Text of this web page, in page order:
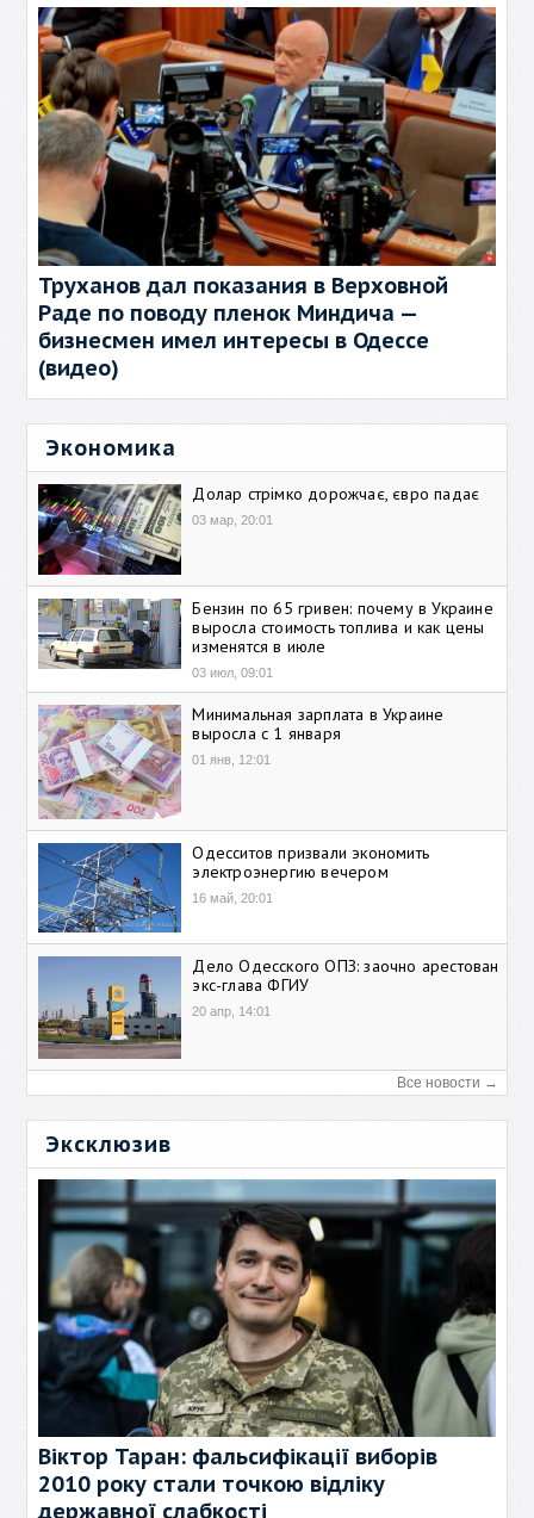
Труханов дал показания в Верховной
Раде по поводу пленок Миндича —
бизнесмен имел интересы в Одессе
(видео)
Экономика
Долар стрімко дорожчає, євро падає
03 мар, 20:01
Бензин по 65 гривен: почему в Украине
выросла стоимость топлива и как цены
изменятся в июле
03 июл, 09:01
Минимальная зарплата в Украине
выросла с 1 января
01 янв, 12:01
Одесситов призвали экономить
электроэнергию вечером
16 май, 20:01
Дело Одесского ОПЗ: заочно арестован
экс-глава ФГИУ
20 апр, 14:01
Все новости →
Эксклюзив
Віктор Таран: фальсифікації виборів
2010 року стали точкою відліку
державної слабкості